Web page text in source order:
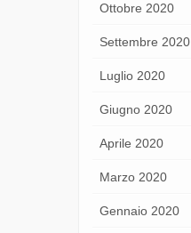
Ottobre 2020
Settembre 2020
Luglio 2020
Giugno 2020
Aprile 2020
Marzo 2020
Gennaio 2020